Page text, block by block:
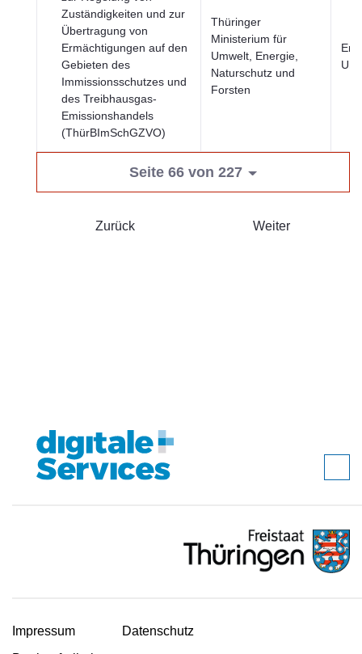
Zuständigkeiten und zur
Übertragung von
Ermächtigungen auf den
Gebieten des
Immissionsschutzes und
des Treibhausgas-
Emissionshandels
(ThürBImSchGZVO)
Thüringer
Ministerium für
Umwelt, Energie,
Naturschutz und
Forsten
Seite 66 von 227
Zurück Weiter
Impressum
Datenschutz